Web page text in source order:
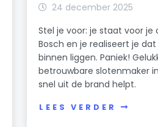
24 december 2025
Stel je voor: je staat voor je
Bosch en je realiseert je
binnen liggen. Paniek!
betrouwbare slotenmaker
snel uit de brand helpt.
LEES VERDER